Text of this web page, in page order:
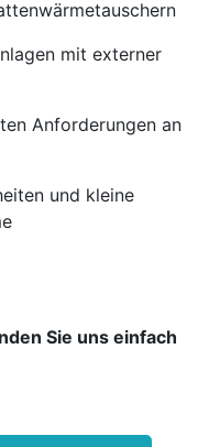
mit externer
Anforderungen an
und kleine
Sie uns einfach